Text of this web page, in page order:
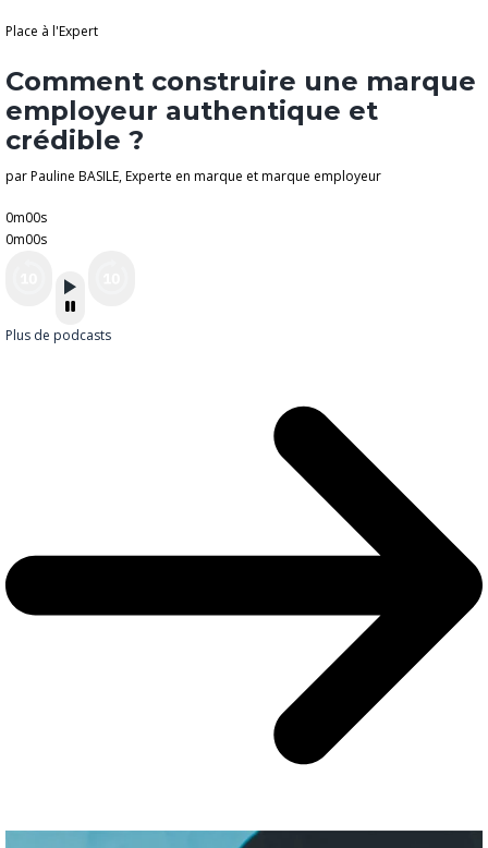
Place à l'Expert
Comment construire une marque
employeur authentique et
crédible ?
par Pauline BASILE, Experte en marque et marque employeur
0m00s
0m00s
Plus de podcasts